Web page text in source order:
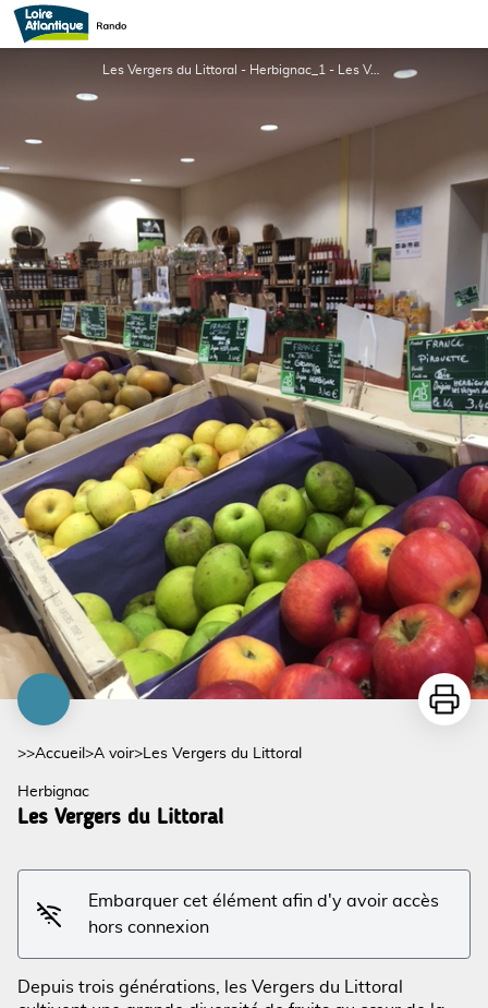
Les Vergers du Littoral
Les Vergers du Littoral - Herbignac_1 - Les Vergers du Littoral
>>Accueil >A voir>Les Vergers du Littoral
Herbignac
Les Vergers du Littoral
Embarquer cet élément afin d'y avoir accès
hors connexion
Depuis trois générations, les Vergers du Littoral